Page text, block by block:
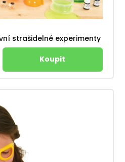
strašidelné experimenty